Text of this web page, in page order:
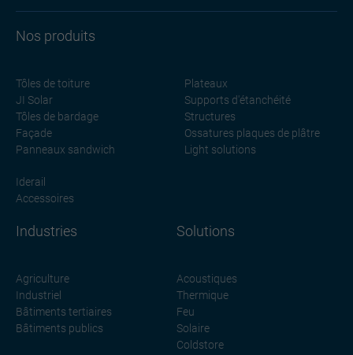
Nos produits
Tôles de toiture
JI Solar
Tôles de bardage
Façade
Panneaux sandwich
Plateaux
Supports d'étanchéité
Structures
Ossatures plaques de plâtre
Light solutions
Iderail
Accessoires
Industries
Agriculture
Industriel
Bâtiments tertiaires
Bâtiments publics
Solutions
Acoustiques
Thermique
Feu
Solaire
Coldstore